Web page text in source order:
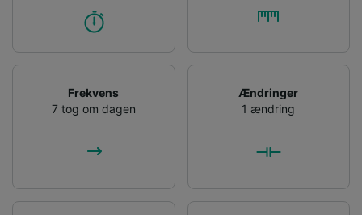
Frekvens
7 tog om dagen
Ændringer
1 ændring